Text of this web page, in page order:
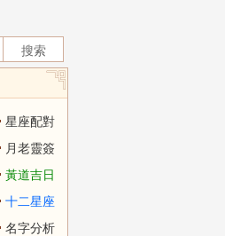
星座配對
月老靈簽
黃道吉日
十二星座
名字分析